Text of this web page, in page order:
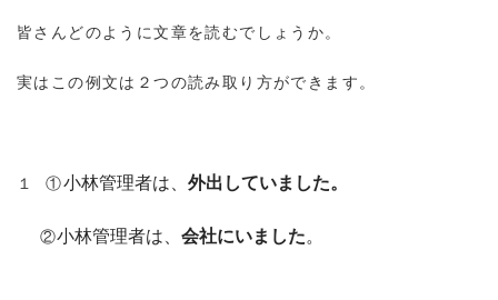
皆さんどのように文章を読むでしょうか。
実はこの例文は２つの読み取り方ができます。
１ ①小林管理者は、 外出していました。
②小林管理者は、会社にいました。